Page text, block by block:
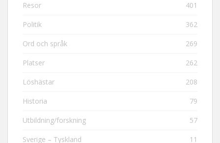
Resor 401
Politik 362
Ord och språk 269
Platser 262
Löshästar 208
Historia 79
Utbildning/forskning 57
Sverige – Tyskland 11